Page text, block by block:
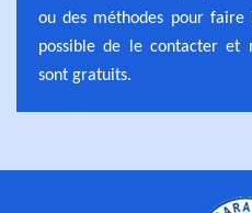
ou des méthodes pour faire
possible de le contacter et
sont gratuits.